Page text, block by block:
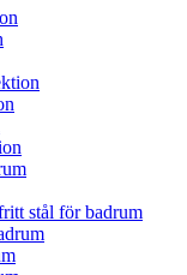
stål för badrum